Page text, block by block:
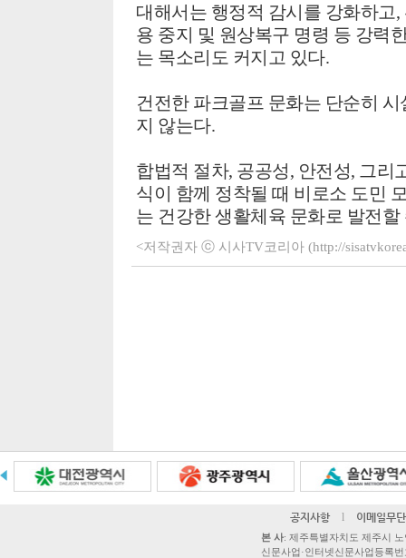
대해서는 행정적 감시를 강화하고
용 중지 및 원상복구 명령 등 강력
는 목소리도 커지고 있다.
건전한 파크골프 문화는 단순히
지 않는다.
합법적 절차, 공공성, 안전성, 그리
식이 함께 정착될 때 비로소 도민
는 건강한 생활체육 문화로 발전
<저작권자 ⓒ 시사TV코리아 (http://
공지사항 l 이메일무
본 사: 제주특별자치도 제주시
신문사업·인터넷신문사업등록